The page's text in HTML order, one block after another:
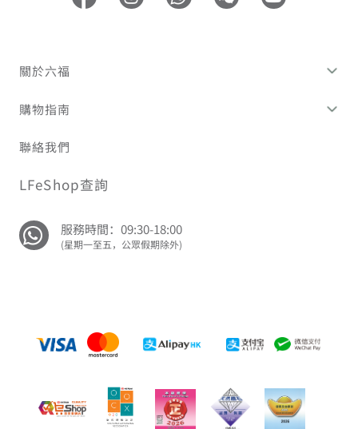
關於六福
購物指南
聯絡我們
LFeShop查詢
服務時間：09:30-18:00
(星期一至五，公眾假期除外)